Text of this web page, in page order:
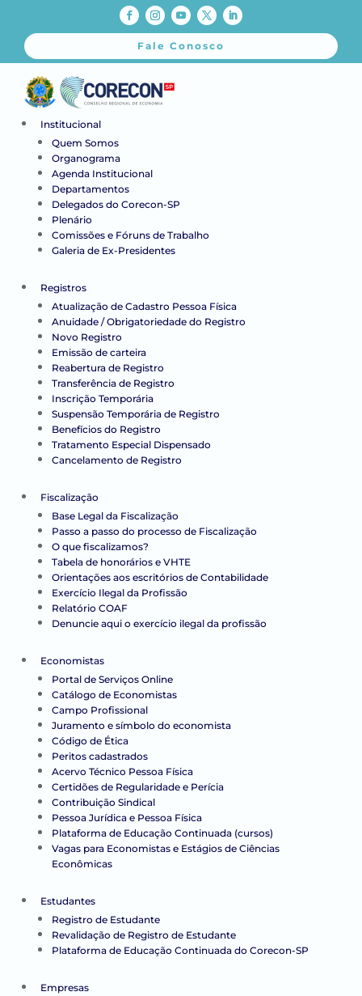
Fale Conosco
Institucional
Quem Somos
Organograma
Agenda Institucional
Departamentos
Delegados do Corecon-SP
Plenário
Comissões e Fóruns de Trabalho
Galeria de Ex-Presidentes
Registros
Atualização de Cadastro Pessoa Física
Anuidade / Obrigatoriedade do Registro
Novo Registro
Emissão de carteira
Reabertura de Registro
Transferência de Registro
Inscrição Temporária
Suspensão Temporária de Registro
Benefícios do Registro
Tratamento Especial Dispensado
Cancelamento de Registro
Fiscalização
Base Legal da Fiscalização
Passo a passo do processo de Fiscalização
O que fiscalizamos?
Tabela de honorários e VHTE
Orientações aos escritórios de Contabilidade
Exercício Ilegal da Profissão
Relatório COAF
Denuncie aqui o exercício ilegal da profissão
Economistas
Portal de Serviços Online
Catálogo de Economistas
Campo Profissional
Juramento e símbolo do economista
Código de Ética
Peritos cadastrados
Acervo Técnico Pessoa Física
Certidões de Regularidade e Perícia
Contribuição Sindical
Pessoa Jurídica e Pessoa Física
Plataforma de Educação Continuada (cursos)
Vagas para Economistas e Estágios de Ciências
Econômicas
Estudantes
Registro de Estudante
Revalidação de Registro de Estudante
Plataforma de Educação Continuada do Corecon-SP
Empresas